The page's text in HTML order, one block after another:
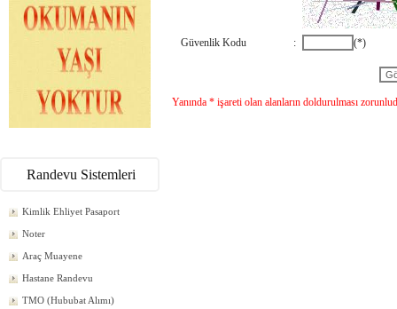
Randevu Sistemleri
Kimlik Ehliyet Pasaport
Noter
Araç Muayene
Hastane Randevu
TMO (Hububat Alımı)
Güvenlik Kodu : (*)
Yanında * işareti olan alanların doldurulması